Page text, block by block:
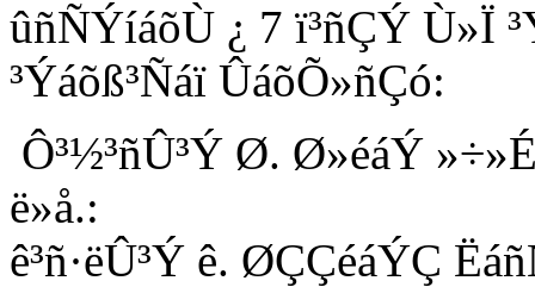
ûñÑÝíáõÙ ¿ 7 ï³ñÇÝ Ù»Ï
³Ýáõß³Ñáï ÛáõÕ»ñÇó:
Ô³½³ñÛ³Ý Ø. Ø»éáÝ
ë»å.:
ê³ñ·ëÛ³Ý ê. ØÇÇéáÝÇ